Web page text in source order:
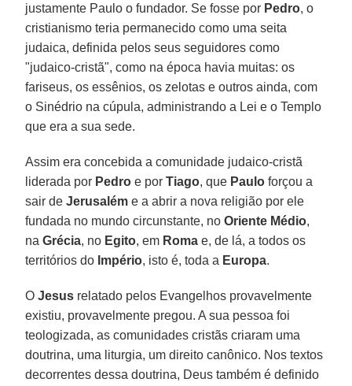
justamente Paulo o fundador. Se fosse por Pedro, o
cristianismo teria permanecido como uma seita
judaica, definida pelos seus seguidores como
"judaico-cristã", como na época havia muitas: os
fariseus, os essênios, os zelotas e outros ainda, com
o Sinédrio na cúpula, administrando a Lei e o Templo
que era a sua sede.
Assim era concebida a comunidade judaico-cristã
liderada por Pedro e porTiago, que Paulo forçou a
sair deJerusalém e a abrir a nova religião por ele
fundada no mundo circunstante, noOriente Médio,
naGrécia, no Egito, em Roma e, de lá, a todos os
territórios do Império, isto é, toda a Europa.
OJesus relatado pelos Evangelhos provavelmente
existiu, provavelmente pregou. A sua pessoa foi
teologizada, as comunidades cristãs criaram uma
doutrina, uma liturgia, um direito canônico. Nos textos
decorrentes dessa doutrina, Deus também é definido